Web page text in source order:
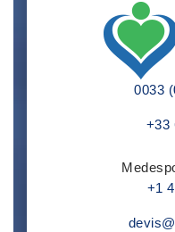
0033
+33
+1